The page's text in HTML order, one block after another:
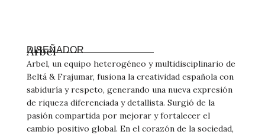
Arbel
DISEÑADOR
Arbel, un equipo heterogéneo y multidisciplinario de
Beltá & Frajumar, fusiona la creatividad española con
sabiduría y respeto, generando una nueva expresión
de riqueza diferenciada y detallista. Surgió de la
pasión compartida por mejorar y fortalecer el
cambio positivo global. En el corazón de la sociedad,